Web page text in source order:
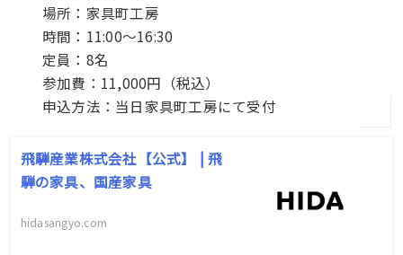
場所：家具町工房
時間：11:00〜16:30
定員：8名
参加費：11,000円（税込）
申込方法：当日家具町工房にて受付
飛騨産業株式会社【公式】 | 飛
騨の家具、国産家具
hidasangyo.com